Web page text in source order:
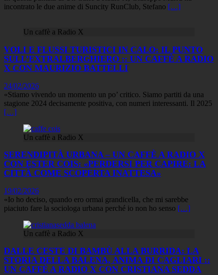
incontrato le due anime di Suncity RunClub, Stefano […]
Un caffè a Radio X
VOLI E FLUSSI TURISTICI IN CALO: IL PUNTO
SULL’EXTRALBERGHIERO :: UN CAFFÈ A RADIO
X CON MAURIZIO BATTELLI
24/02/2026
«Stiamo vivendo un momento un po’ critico. Siamo partiti da una
stagione 2024 decisamente positiva, con numeri interessanti. Il 2025
[…]
Un caffè a Radio X
SERENDIPITÀ URBANA – UN CAFFÈ A RADIO X
CON ESTER COIS: «PERDERSI PER CAPIRE: LA
CITTÀ COME SCOPERTA INATTESA»
19/02/2026
«Io ho deciso, quando ero ormai grandicella, che mi sarebbe
piaciuto fare la sociologa urbana perché io non ho senso […]
Un caffè a Radio X
DALLE CESTE DI BAMBÙ ALLA BURRIDA: LA
STORIA DELLA BALENA, ANIMA DI CAGLIARI ::
UN CAFFÈ A RADIO X CON CRISTIANA SEDDA